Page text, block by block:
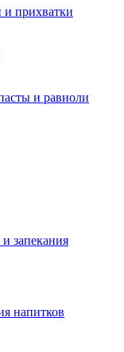
прихватки
и равиоли
запекания
напитков